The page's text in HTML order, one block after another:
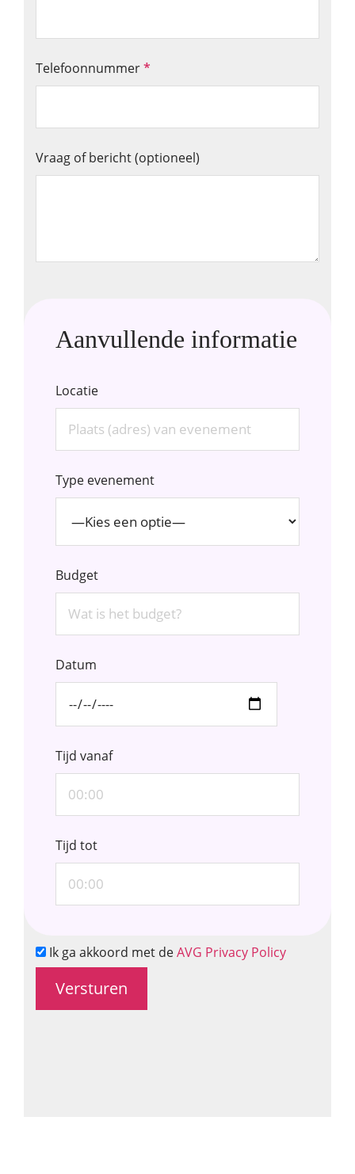
Telefoonnummer*
Vraag of bericht (optioneel)
Aanvullende informatie
Locatie
Type evenement
Budget
Datum
Tijd vanaf
Tijd tot
Ik ga akkoord met deAVG Privacy Policy